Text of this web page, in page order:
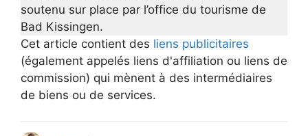
soutenu sur place par l’office du tourisme de
Bad Kissingen.
Cet article contient des liens publicitaires
(également appelés liens d'affiliation ou liens de
commission) qui mènent à des intermédiaires
de biens ou de services.